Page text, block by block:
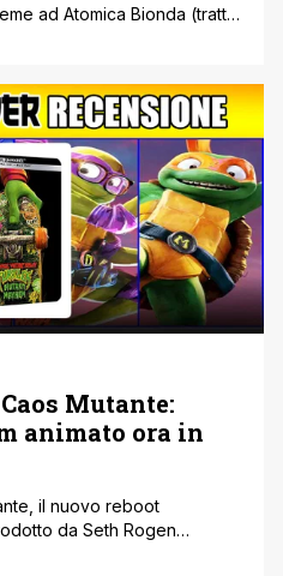
ad Atomica Bionda (tratto
che ha iniziato la propria
poi esordire alla regia con il
Mutante:
animato ora in
il nuovo reboot
da Seth Rogen